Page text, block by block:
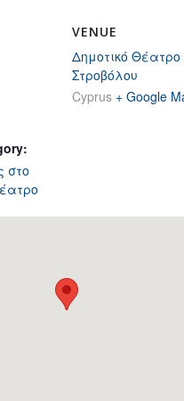
στο
VENUE
Δημοτικό Θέατρο
Στροβόλου
Cyprus + Google